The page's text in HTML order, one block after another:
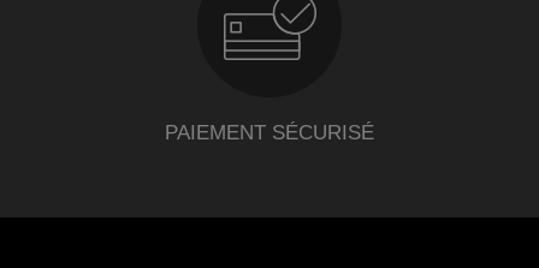
PAIEMENT SÉCURISÉ